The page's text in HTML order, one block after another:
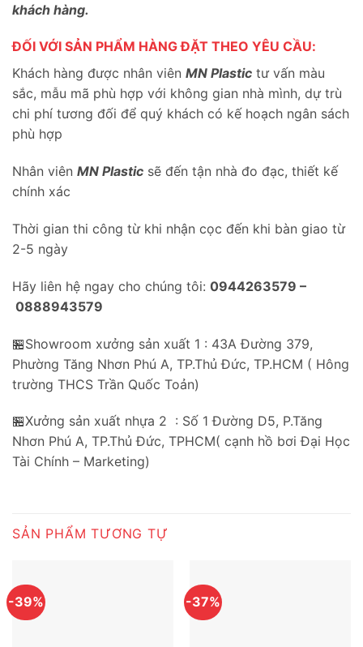
khách hàng.
ĐỐI VỚI SẢN PHẨM HÀNG ĐẶT THEO YÊU CẦU:
Khách hàng được nhân viên MN Plastic tư vấn màu
sắc, mẫu mã phù hợp với không gian nhà mình, dự trù
chi phí tương đối để quý khách có kế hoạch ngân sách
phù hợp
Nhân viên MN Plastic sẽ đến tận nhà đo đạc, thiết kế
chính xác
Thời gian thi công từ khi nhận cọc đến khi bàn giao từ
2-5 ngày
Hãy liên hệ ngay cho chúng tôi: 0944263579 –
0888943579
🏪Showroom xưởng sản xuất 1 : 43A Đường 379,
Phường Tăng Nhơn Phú A, TP.Thủ Đức, TP.HCM ( Hông
trường THCS Trần Quốc Toản)
🏪Xưởng sản xuất nhựa 2 : Số 1 Đường D5, P.Tăng
Nhơn Phú A, TP.Thủ Đức, TPHCM( cạnh hồ bơi Đại Học
Tài Chính – Marketing)
SẢN PHẨM TƯƠNG TỰ
-39% -37%